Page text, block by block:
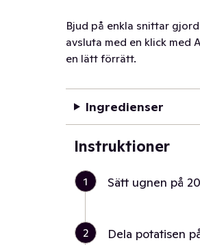
Bjud på enkla snittar
avsluta med en klick med
en lätt förrätt.
Ingredienser
Instruktioner
1 Sätt ugnen på
2 Dela potatisen